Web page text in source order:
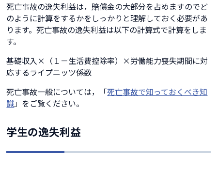
死亡事故の逸失利益は，賠償金の大部分を占めますのでど
のように計算をするかをしっかりと理解しておく必要があ
ります。死亡事故の逸失利益は以下の計算式で計算をしま
す。
基礎収入×（１－生活費控除率）×労働能力喪失期間に対
応するライプニッツ係数
死亡事故一般については，「死亡事故で知っておくべき知
識」をご覧ください。
学生の逸失利益